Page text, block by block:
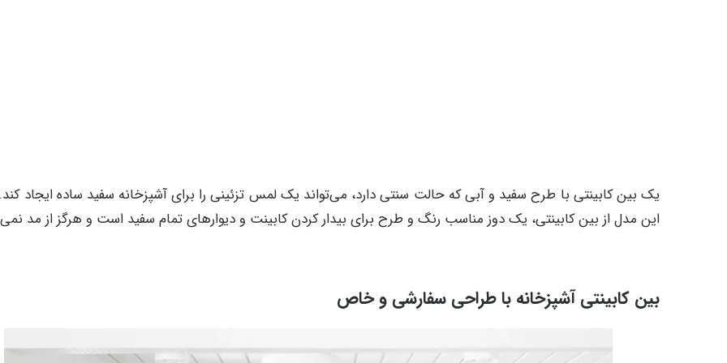
یک بین کابینتی با طرح سفید و آبی که حالت سنتی دارد، می‌تواند یک لمس تزئینی را برای آشپزخانه سفید ساده ایجاد
این مدل از بین کابینتی، یک دوز مناسب رنگ و طرح برای بیدار کردن کابینت و دیوارهای تمام سفید است و هرگز از مد نمی
بین کابینتی آشپزخانه با طراحی سفارشی و خاص